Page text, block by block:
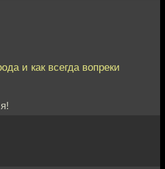
и как всегда вопреки